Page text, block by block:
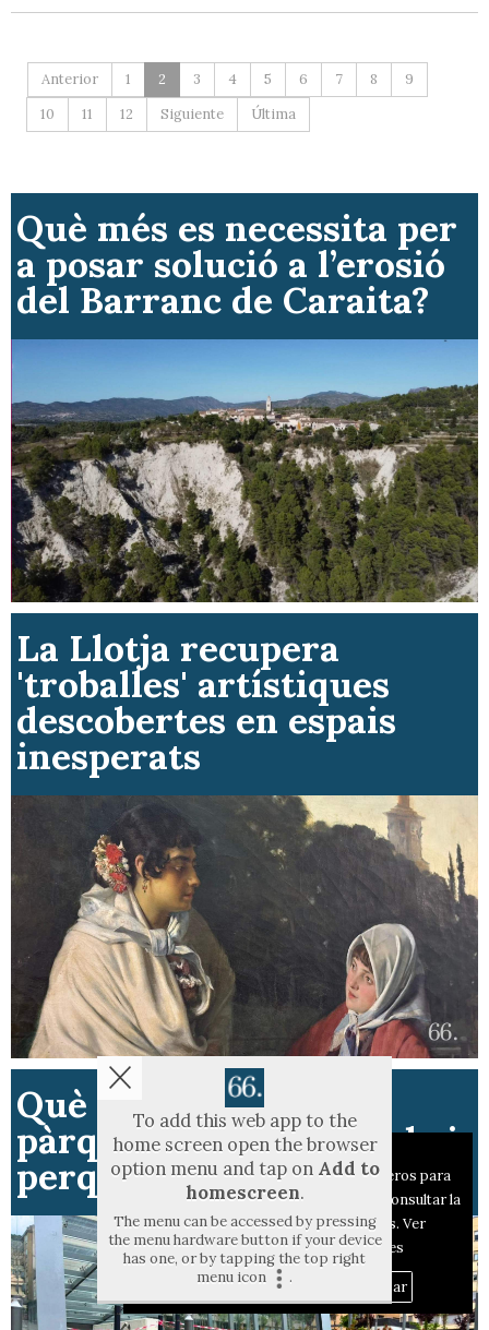
Anterior 1 2 3 4 5 6 7 8
9
10
11 12 Siguiente Última
Què més es necessita per
a posar solució a l’erosió
del Barranc de Caraita?
La Llotja recupera
'troballes' artístiques
descobertes en espais
inesperats
Què passa amb el
pàrquing de la Rosaleda i
perquè continua tancat?
Aviso sobre el Uso de cookies:
Utilizamos cookies nuestras y de terceros para
el funcionamiento del digital. Puedes consultar la
lista de cookies y como desconectarlas. Ver
nuestra Política de Privacidad y Cookies
Aceptar Cookies Personalizar
To add this web app to the
home screen open the browser
option menu and tap on Add to
homescreen.
The menu can be accessed by pressing
the menu hardware button if your device
has one, or by tapping the top right
menu icon
.